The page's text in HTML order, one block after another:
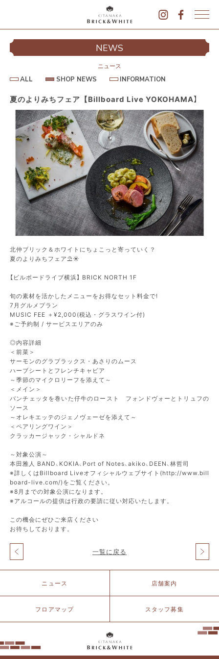
K
A
K
B
R
I
C
K
&
H
I
T
E
NEWS
ニュース
ALL
A SHOP NEWS
S
P
N
E
W
S
INFORMATION
I
O
R
M
A
T
I
O
N
夏のよりみちフェア【Billboard Live YOKOHAMA】
北仲ブリック＆ホワイトにちょこっと寄っていく？
夏のよりみちフェア⛱☀
【ビルボードライブ横浜】 BRICK NORTH 1F
旬の素材を活かしたメニューをお得なセット料金で!
7月グルメプラン
MUSIC FEE ＋¥2,000(税込・グラスワイン付)
※ご予約制 / サービスエリアのみ
◎内容詳細
＜前菜＞
サーモンのグラブラックス・あさりのムース
ハーブシートとフレンチキャビア
～季節のマイクロリーフを添えて～
＜メイン＞
パンチェッタを巻いた仔牛のロースト フォンドヴォーとトリュフの
ソース
～オレキエッテのジェノヴェーゼを添えて～
＜ペアリングワイン＞
クラッカージャック・シャルドネ
～対象公演～
本田雅人 BAND、KOKIA、Port of Notes、akiko、DEEN、林哲司
※詳しくはBillboard Liveオフィシャルウェブサイト(http://www.bill
board-live.com/)をご覧ください。
※8月までの対象公演になります。
※アルコールの提供は行政の要請に従い対応いたします。
この機会にぜひご来店ください
お待ちしております。
ョ
一覧に戻る
ク
ホ
ワ
ニュース 店舗案内
フロアマップ スタッフ募集